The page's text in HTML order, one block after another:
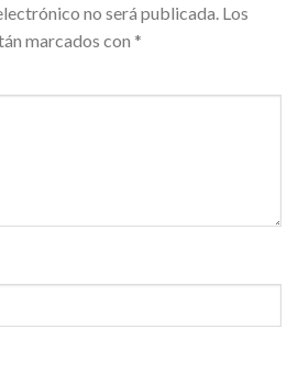
no será publicada. Los
marcados con *